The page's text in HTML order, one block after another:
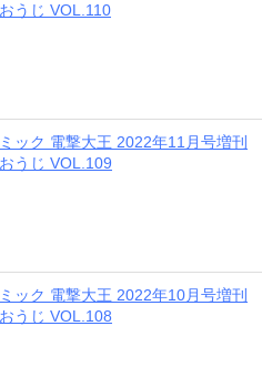
うじ VOL.110
ック 電撃大王 2022年11月号増刊
うじ VOL.109
ック 電撃大王 2022年10月号増刊
うじ VOL.108